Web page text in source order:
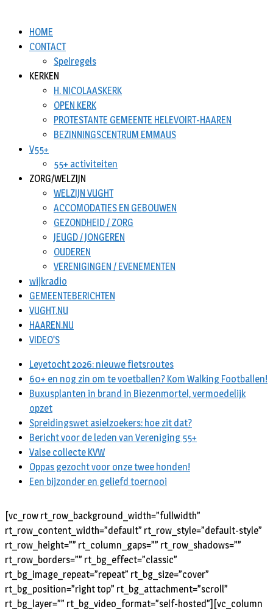
HOME
CONTACT
Spelregels
KERKEN
H. NICOLAASKERK
OPEN KERK
PROTESTANTE GEMEENTE HELEVOIRT-HAAREN
BEZINNINGSCENTRUM EMMAUS
V55+
55+ activiteiten
ZORG/WELZIJN
WELZIJN VUGHT
ACCOMODATIES EN GEBOUWEN
GEZONDHEID / ZORG
JEUGD / JONGEREN
OUDEREN
VERENIGINGEN / EVENEMENTEN
wijkradio
GEMEENTEBERICHTEN
VUGHT.NU
HAAREN.NU
VIDEO’S
Leyetocht 2026: nieuwe fietsroutes
60+ en nog zin om te voetballen? Kom Walking Footballen!
Buxusplanten in brand in Biezenmortel, vermoedelijk
opzet
Spreidingswet asielzoekers: hoe zit dat?
Bericht voor de leden van Vereniging 55+
Valse collecte KVW
Oppas gezocht voor onze twee honden!
Een bijzonder en geliefd toernooi
[vc_row rt_row_background_width=”fullwidth”
rt_row_content_width=”default” rt_row_style=”default-style”
rt_row_height=”” rt_column_gaps=”” rt_row_shadows=””
rt_row_borders=”” rt_bg_effect=”classic”
rt_bg_image_repeat=”repeat” rt_bg_size=”cover”
rt_bg_position=”right top” rt_bg_attachment=”scroll”
rt_bg_layer=”” rt_bg_video_format=”self-hosted”][vc_column